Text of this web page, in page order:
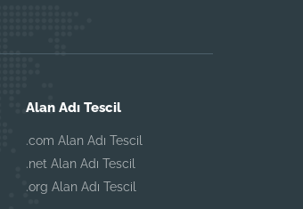
Alan Adı Tescil
.com Alan Adı Tescil
.net Alan Adı Tescil
.org Alan Adı Tescil